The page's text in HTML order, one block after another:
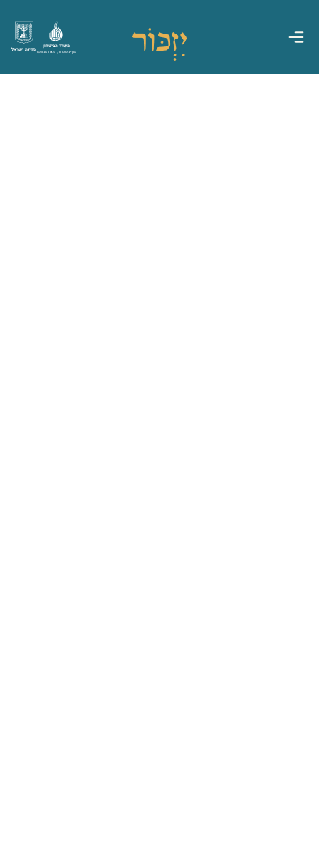
מדינת ישראל
משרד הביטחון
אגף משפחות, הנצחה ומורשת